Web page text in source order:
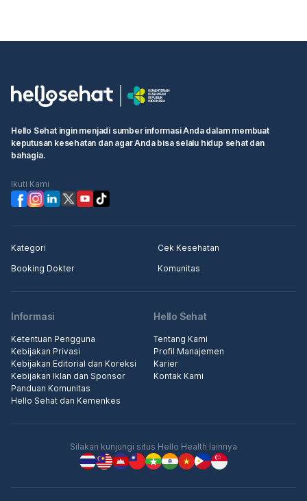
Hello Sehat ingin menjadi sumber informasi Anda dalam membuat
keputusan kesehatan dan agar Anda bisa selalu hidup sehat dan
bahagia.
Ikuti Kami
Kategori
Cek Kesehatan
Booking Dokter
Komunitas
Informasi
Ketentuan Pengguna
Kebijakan Privasi
Kebijakan Editorial dan Koreksi
Kebijakan Iklan dan Sponsor
Panduan Komunitas
Hello Sehat dan Kemenkes
Hello Sehat
Tentang Kami
Profil Manajemen
Karier
Kontak Kami
Silakan kunjungi situs Hello Health lainnya